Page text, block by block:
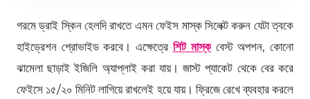
গরমে ড্রাই স্কিন হেলদি রাখতে এমন ফেইস মাস্ক সিলেক্ট করুন যেটা ত্বকে
হাইড্রেশন প্রোভাইড করবে। এক্ষেত্রে শিট মাস্কবেস্ট অপশন, কোনো
ঝামেলা ছাড়াই ইজিলি অ্যাপ্লাই করা যায়। জাস্ট প্যাকেট থেকে বের করে
ফেইসে ১৫/২০ মিনিট লাগিয়ে রাখলেই হয়ে যায়। ফ্রিজে রেখে ব্যবহার করলে